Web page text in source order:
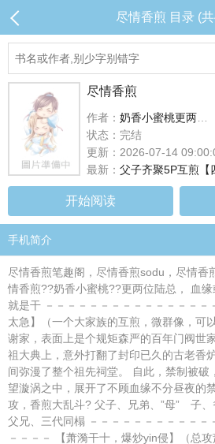
尽情香煎 目录 (
尽情香煎
作者： 奶香小蜜桃更两位陆总
状态：完结
更新：2026-07-14
最新： 父子齐聚5P互煎【
开始阅读
手机简介
尽情香煎笔趣阁，尽情香煎sodu，尽情香
情香煎??奶香小蜜桃??更两位陆总， 血
就是干 －－－－－－－－－－－－－－－
太急】（一个大家族的互煎，微群像，可
谢家，表面上是个规矩森严的百年门阀世
祖大典上，意外打翻了封印已久的古老香
间弥漫了整个祖先祠堂。 自此，禁制被破
望漩涡之中，展开了不顾血缘不分昼夜的
攻，香煎大乱斗? 父子、兄弟、”母” 子、
父兄、三代同榻 －－－－－－－－－－－
－－－－ 【萧漪干十，爆炒yin侵】（总